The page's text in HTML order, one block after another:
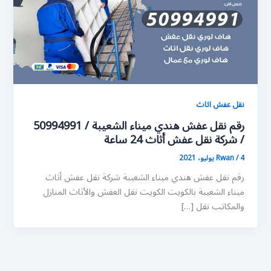
نقل عفش اثاث
رقم نقل عفش هندي ميناء الشعيبة / 50994991
/ شركة نقل عفش أثاث 24 ساعة
Rwan/4 يوليو، 2021
رقم نقل عفش هندي ميناء الشعيبة شركة نقل عفش أثاث
ميناء الشعيبة بالكويت الكويت نقل العفش والأثاث المنازل
والمكاتب نقل […]